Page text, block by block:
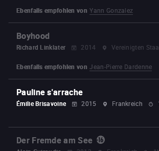
Ebenfalls empfohlen von Yann Gonzalez
Boyhood
Richard Linklater 2014 Vereinigten
Ebenfalls empfohlen von Jean-Pierre Dardenne
Pauline s'arrache
Émilie Brisavoine 2015 Frankreich
Der Fremde am See